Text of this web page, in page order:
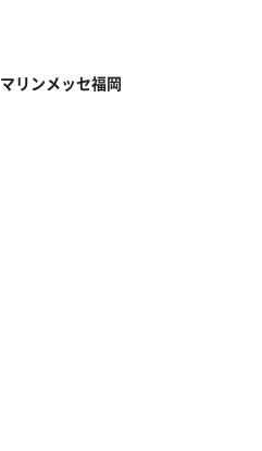
マリンメッセ福岡